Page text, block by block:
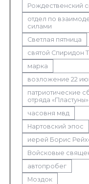
Рождественский
отдел по
силами
Светлая пятница
святой Спиридон
марка
возложение 22
патриотические
отряда «Пластуны»
часовня мвд
Нартовский эпос
иерей Борис
Войсковые
автопробег
Моздок